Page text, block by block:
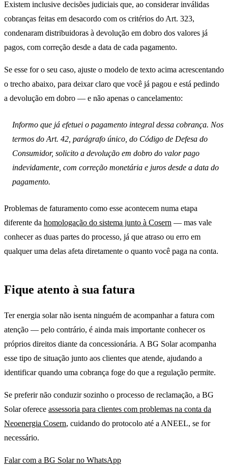
Existem inclusive decisões judiciais que, ao considerar inválidas
cobranças feitas em desacordo com os critérios do Art. 323,
condenaram distribuidoras à devolução em dobro dos valores já
pagos, com correção desde a data de cada pagamento.
Se esse for o seu caso, ajuste o modelo de texto acima acrescentando
o trecho abaixo, para deixar claro que você já pagou e está pedindo
a devolução em dobro — e não apenas o cancelamento:
Informo que já efetuei o pagamento integral dessa cobrança. Nos
termos do Art. 42, parágrafo único, do Código de Defesa do
Consumidor, solicito a devolução em dobro do valor pago
indevidamente, com correção monetária e juros desde a data do
pagamento.
Problemas de faturamento como esse acontecem numa etapa
diferente da homologação do sistema junto à Cosern — mas vale
conhecer as duas partes do processo, já que atraso ou erro em
qualquer uma delas afeta diretamente o quanto você paga na conta.
Fique atento à sua fatura
Ter energia solar não isenta ninguém de acompanhar a fatura com
atenção — pelo contrário, é ainda mais importante conhecer os
próprios direitos diante da concessionária. A BG Solar acompanha
esse tipo de situação junto aos clientes que atende, ajudando a
identificar quando uma cobrança foge do que a regulação permite.
Se preferir não conduzir sozinho o processo de reclamação, a BG
Solar oferece assessoria para clientes com problemas na conta da
Neoenergia Cosern, cuidando do protocolo até a ANEEL, se for
necessário.
Falar com a BG Solar no WhatsApp